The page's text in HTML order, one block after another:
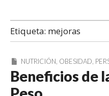
Etiqueta: mejoras
NUTRICIÓN, OBESIDAD,
Beneficios de